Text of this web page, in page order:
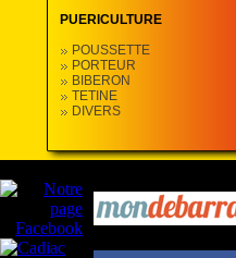
PUERICULTURE
POUSSETTE
PORTEUR
BIBERON
TETINE
DIVERS